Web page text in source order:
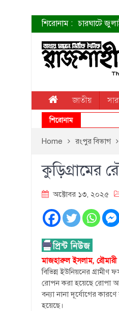
শিরোনাম : চারঘাটে
শহীদদের
ত্বক ভালো
জুলাই স্মৃতি
শাহরুখের
কোয়ার্টার
ডেনিস
জুলাই
জাতীয়
শিরোনাম
Home রংপুর বিভাগ
কুড়িগ্রামের
অক্টোবর ১৩, ২০২৫
মাজহারুল ইসলাম, রৌমারী
বিভিন্ন ইউনিয়নের
রোপন করা হয়েছে রোপা
বন্যা নানা দূর্যোগের
হয়েছে।